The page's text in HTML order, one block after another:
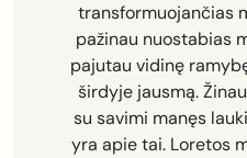
transformuojančias
pažinau nuostabias
pajutau vidinę
širdyje jausmą.
su savimi manęs
yra apie tai. Loretos